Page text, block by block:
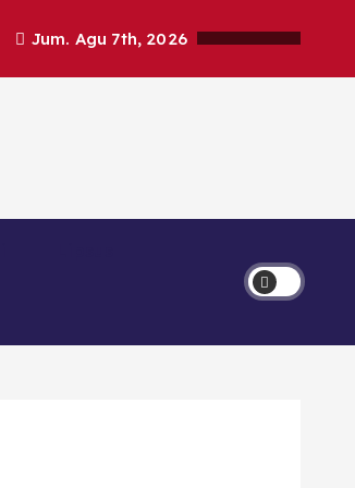
Jum. Agu 7th, 2026